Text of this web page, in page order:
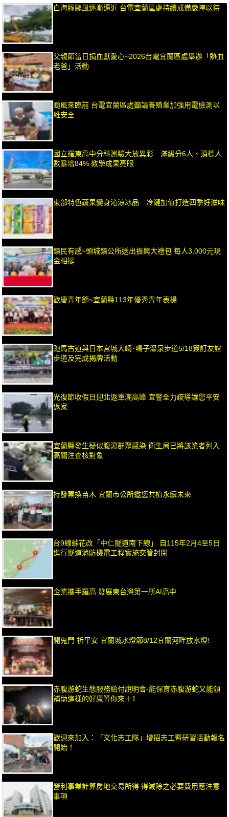
白海豚颱風逐漸逼近 台電宜蘭區處持續戒備嚴陣以待
父親節當日捐血獻愛心~2026台電宜蘭區處舉辦「熱血
老爸」活動
颱風來臨前 台電宜蘭區處籲請養殖業加強用電檢測以
維安全
國立羅東高中分科測驗大放異彩 滿級分6人、頂標人
數暴增84% 教學成果亮眼
東部特色蔬果變身沁涼冰品 冷鏈加值打造四季好滋味
鎮民有感~頭城鎮公所送出振興大禮包 每人3,000元現
金相挺
歡慶青年節~宜蘭縣113年優秀青年表揚
跑馬古道與日本宮城大崎･鳴子溫泉步道5/18簽訂友誼
步道及完成揭牌活動
光復節收假日迎北返車潮高峰 宜警全力疏導讓您平安
返家
宜蘭縣發生疑似腹瀉群聚感染 衛生局已將該業者列入
高關注查核對象
持發票換苗木 宜蘭市公所邀您共植永續未來
台9線蘇花改「中仁隧道南下線」 自115年2月4至5日
進行隧道消防機電工程實施交管封閉
企業攜手羅高 發展東台灣第一所AI高中
開鬼門 祈平安 宜蘭城水燈節8/12宜蘭河畔放水燈!
赤腹游蛇生態服務給付說明會-能保育赤腹游蛇又能領
補助這樣的好康等你來＋1
歡迎來加入：「文化志工隊」增招志工暨研習活動報名
開始！
營利事業計算房地交易所得 得減除之必要費用應注意
事項